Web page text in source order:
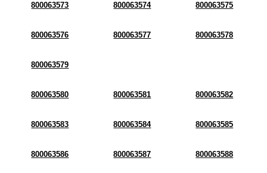
800063573 800063574 800063575
800063576 800063577 800063578
800063579
800063580 800063581 800063582
800063583 800063584 800063585
800063586 800063587 800063588